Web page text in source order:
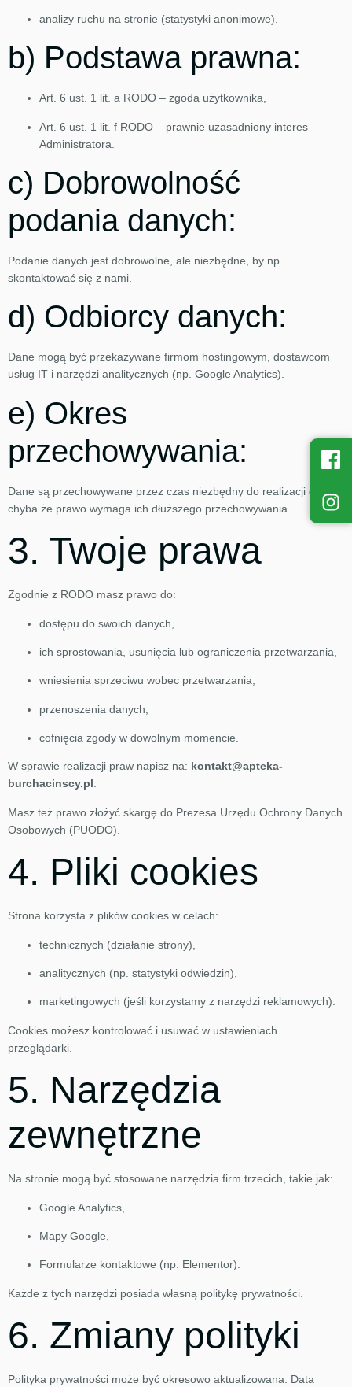
analizy ruchu na stronie (statystyki anonimowe).
b) Podstawa prawna:
Art. 6 ust. 1 lit. a RODO – zgoda użytkownika,
Art. 6 ust. 1 lit. f RODO – prawnie uzasadniony interes
Administratora.
c) Dobrowolność
podania danych:
Podanie danych jest dobrowolne, ale niezbędne, by np.
skontaktować się z nami.
d) Odbiorcy danych:
Dane mogą być przekazywane firmom hostingowym, dostawcom
usług IT i narzędzi analitycznych (np. Google Analytics).
e) Okres
przechowywania:
Dane są przechowywane przez czas niezbędny do realizacji celu,
chyba że prawo wymaga ich dłuższego przechowywania.
3. Twoje prawa
Zgodnie z RODO masz prawo do:
dostępu do swoich danych,
ich sprostowania, usunięcia lub ograniczenia przetwarzania,
wniesienia sprzeciwu wobec przetwarzania,
przenoszenia danych,
cofnięcia zgody w dowolnym momencie.
W sprawie realizacji praw napisz na: kontakt@apteka-
burchacinscy.pl.
Masz też prawo złożyć skargę do Prezesa Urzędu Ochrony Danych
Osobowych (PUODO).
4. Pliki cookies
Strona korzysta z plików cookies w celach:
technicznych (działanie strony),
analitycznych (np. statystyki odwiedzin),
marketingowych (jeśli korzystamy z narzędzi reklamowych).
Cookies możesz kontrolować i usuwać w ustawieniach
przeglądarki.
5. Narzędzia
zewnętrzne
Na stronie mogą być stosowane narzędzia firm trzecich, takie jak:
Google Analytics,
Mapy Google,
Formularze kontaktowe (np. Elementor).
Każde z tych narzędzi posiada własną politykę prywatności.
6. Zmiany polityki
Polityka prywatności może być okresowo aktualizowana. Data